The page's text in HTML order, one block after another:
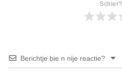
Schier?
Berichtje bie n nije reactie?